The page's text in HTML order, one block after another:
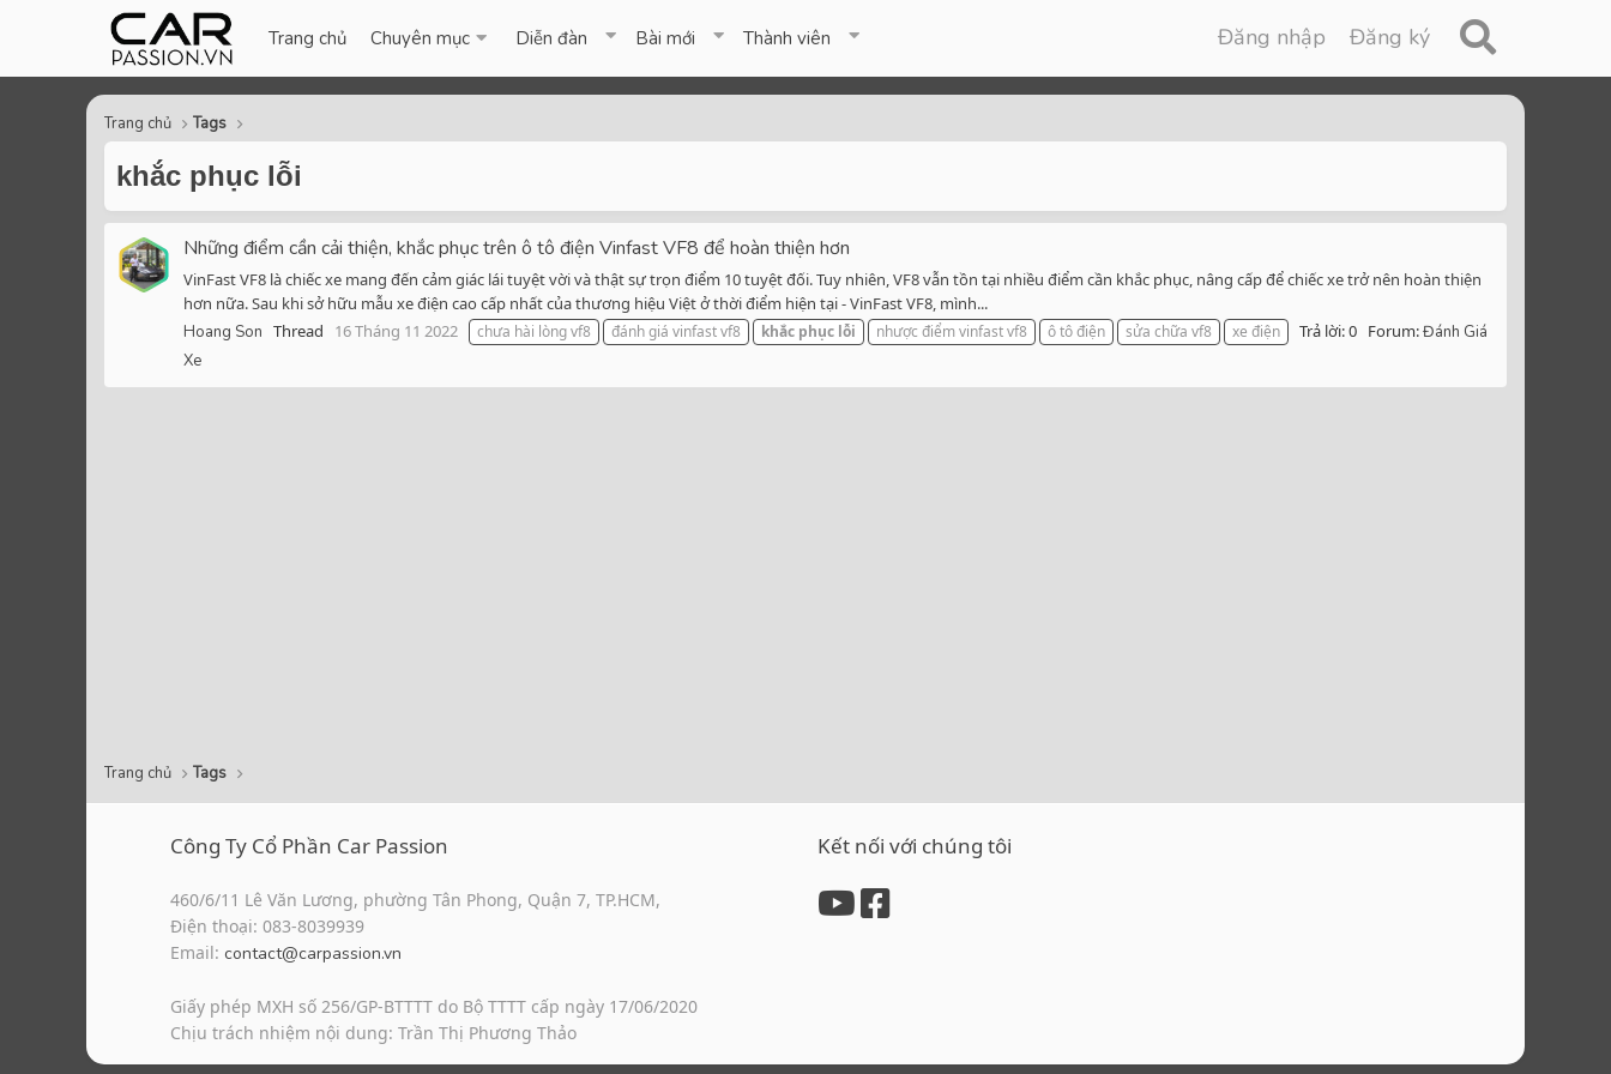
Trang chủ Chuyên mục Diễn đàn Bài mới Thành viên Đăng nhập Đăng ký
Trang chủ Tags
khắc phục lỗi
Những điểm cần cải thiện, khắc phục trên ô tô điện Vinfast VF8 để hoàn thiện hơn
VinFast VF8 là chiếc xe mang đến cảm giác lái tuyệt vời và thật sự trọn điểm 10 tuyệt đối. Tuy nhiên, VF8 vẫn tồn tại nhiều điểm cần khắc phục, nâng cấp để chiếc xe trở nên hoàn thiện
hơn nữa. Sau khi sở hữu mẫu xe điện cao cấp nhất của thương hiệu Việt ở thời điểm hiện tại - VinFast VF8, mình...
Hoang Son Thread 16 Tháng 11 2022 chưa hài lòng vf8 đánh giá vinfast vf8 khắc phục lỗi nhược điểm vinfast vf8 ô tô điện sửa chữa vf8 xe điện Trả lời: 0 Forum:Đánh Giá
Xe
Trang chủ Tags
Công Ty Cổ Phần Car Passion
460/6/11 Lê Văn Lương, phường Tân Phong, Quận 7, TP.HCM,
Điện thoại: 083-8039939
Email: contact@carpassion.vn
Giấy phép MXH số 256/GP-BTTTT do Bộ TTTT cấp ngày 17/06/2020
Chịu trách nhiệm nội dung: Trần Thị Phương Thảo
Kết nối với chúng tôi